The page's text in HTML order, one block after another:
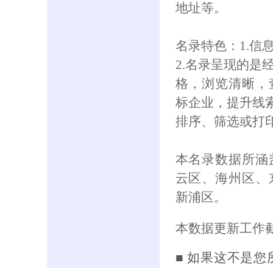
地址等。
名录特色：1.信
2.名录呈现的是
格，浏览清晰
标企业，提升线
排序、筛选或打
本名录数据所
云区、海州区
新浦区。
本数据更新工作
■ 如果这不是您